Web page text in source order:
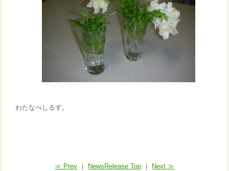
わたなべしるす。
≪ Prev ｜ NewsRelease Top ｜ Next ≫